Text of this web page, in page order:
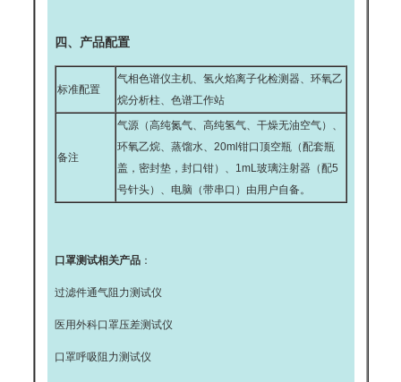
四、产品配置
标准配置
气相色谱仪主机、氢火焰离子化检测器、环氧乙
烷分析柱、色谱工作站
备注
气源（高纯氮气、高纯氢气、干燥无油空气）、
环氧乙烷、蒸馏水、20ml钳口顶空瓶（配套瓶
盖，密封垫，封口钳）、1mL玻璃注射器（配5
号针头）、电脑（带串口）由用户自备。
口罩测试相关产品：
过滤件通气阻力测试仪
医用外科口罩压差测试仪
口罩呼吸阻力测试仪